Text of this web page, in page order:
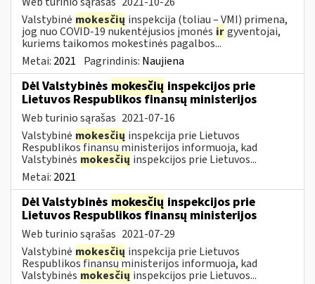
Valstybinė mokesčių inspekcija (toliau – VMI) primena,
jog nuo COVID-19 nukentėjusios įmonės irgyventojai,
kuriems taikomos mokestinės pagalbos...
Metai: 2021 Pagrindinis: Naujiena
Dėl Valstybinės mokesčių inspekcijos prie
Lietuvos Respublikos finansų ministerijos
Web turinio sąrašas 2021-07-16
Valstybinė mokesčių inspekcija prie Lietuvos
Respublikos finansų ministerijos informuoja, kad
Valstybinės mokesčių inspekcijos prie Lietuvos...
Metai: 2021
Dėl Valstybinės mokesčių inspekcijos prie
Lietuvos Respublikos finansų ministerijos
Web turinio sąrašas 2021-07-29
Valstybinė mokesčių inspekcija prie Lietuvos
Respublikos finansų ministerijos informuoja, kad
Valstybinės mokesčių inspekcijos prie Lietuvos...